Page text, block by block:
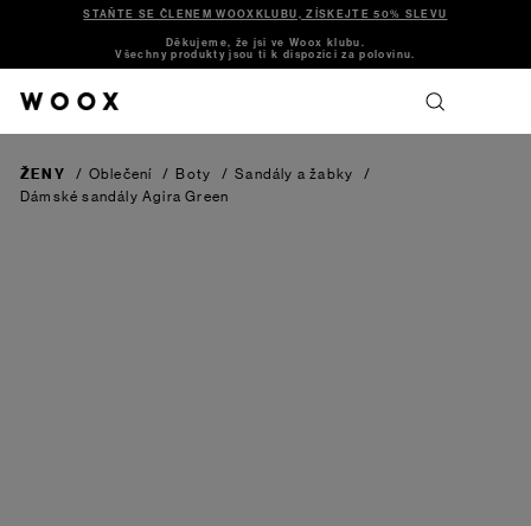
STAŇTE SE ČLENEM WOOXKLUBU, ZÍSKEJTE 50% SLEVU
Děkujeme, že jsi ve Woox klubu.
Všechny produkty jsou ti k dispozici za polovinu.
ŽENY / Oblečení / Boty / Sandály a žabky
/
Dámské sandály AgiraGreen